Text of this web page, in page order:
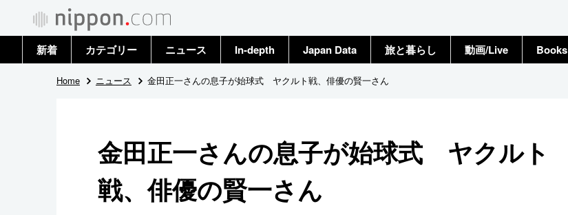
新着 カテゴリー
政治・外交
国際
社会
ニュース
トップ
In-depth Japan Data 旅と暮らし 動画/Live Books
Home ニュース 金田正一さんの息子が始球式 ヤクルト戦、俳優の賢一さん
金田正一さんの息子が始球式 ヤクルト
戦、俳優の賢一さん